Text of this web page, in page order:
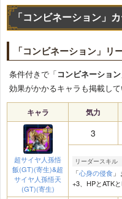
「コンビネーション」
「コンビネーション」リ
条件付きで「コンビネーション
効果がかかるキャラも掲載して
キャラ 気力
超サイヤ人孫悟
飯(GT)(寄生)&超
サイヤ人孫悟天
(GT)(寄生)
3
リーダースキル
「心身の侵食
+3、HPとATK